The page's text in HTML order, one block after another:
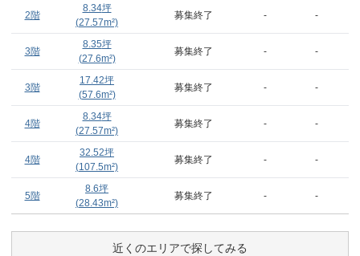
2階
8.34坪
(27.57m²)
募集終了 - -
3階
8.35坪
(27.6m²)
募集終了 - -
3階
17.42坪
(57.6m²)
募集終了 - -
4階
8.34坪
(27.57m²)
募集終了 - -
4階
32.52坪
(107.5m²)
募集終了 - -
5階
8.6坪
(28.43m²)
募集終了 - -
近くのエリアで探してみる